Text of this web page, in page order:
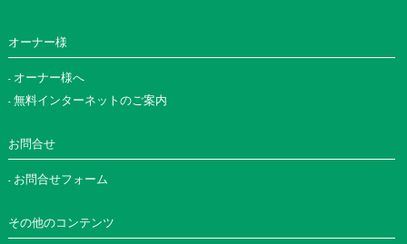
オーナー様
オーナー様へ
無料インターネットのご案内
お問合せ
お問合せフォーム
その他のコンテンツ